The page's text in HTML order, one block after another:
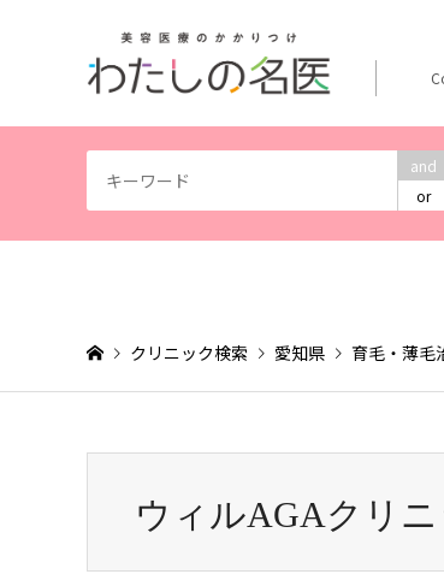
and
or
クリニック検索 愛知県 育毛・薄毛
ウィルAGAクリ